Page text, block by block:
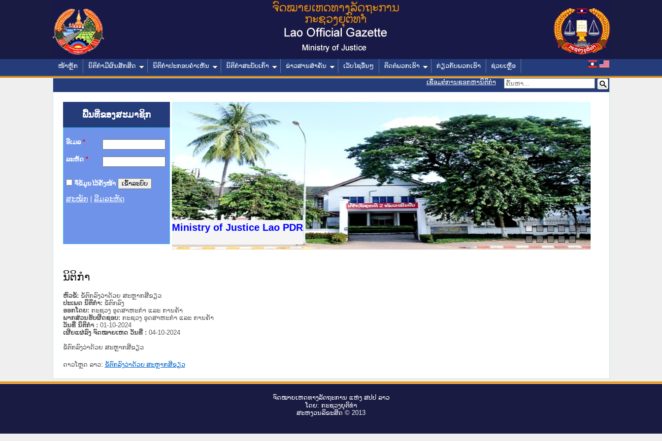
ໜ້າຫຼັກ ນິຕິກໍາມີຜົນສັກສິດ ນິຕິກໍາປະກອບຄໍາເຫັນ ນິຕິກໍາສະບັບເກົ່າ ຂ່າວສານສໍາຄັນ ເວັບໄຊອື່ນໆ ຕິດຕໍ່ພວກເຮົາ ກ່ຽວກັບພວກເຮົາ ຊ່ວຍເຫຼືອ
ເຊື່ອມຕໍ່ການຊອກຫານິຕິກຳ
ພື້ນທີ່ຂອງສະມາຊິກ
ອີເມລ *
ລະຫັດ *
ຈື່ຂໍ້ມູນໄວ້ຄັ້ງໜ້າ
ສະໝັກ ລືມລະຫັດ
Ministry of Justice Lao PDR
ານສະພາປະຊາຊົນ ພາກເໜືອ
ທາງລັດຖະການ
ສຳລັບ ພາກກາງ
ສຳລັບ ພາກໃຕ້
ວິທະຍາຄານຕຳຫຼວດປະຊາຊົນ
ວິທະຍາຄານສັນຕິບານປະຊາຊົນ
ຂັ້ນແຂວງພາກເໜືອ
ານສະພາປະຊາຊົນ ພາກກາງ
ນິຕິກໍາ
ຫົວຂໍ້: ຂໍ້ຕົກລົງວ່າດ້ວຍ ສະຫຼາກສີຂຽວ
ປະເພດ ນິຕິກໍາ: ຂໍ້ຕົກລົງ
ອອກໂດຍ: ກະຊວງ ອຸດສາຫະກຳ ແລະ ການຄ້າ
ພາກສ່ວນຮັບຜິດຊອບ: ກະຊວງ ອຸດສາຫະກຳ ແລະ ການຄ້າ
ວັນທີ່ ນິຕິກໍາ : 01-10-2024
ເຜີຍແຜ່ລົງ ຈົດໝາຍເຫດ ວັນທີ່ : 04-10-2024
ຂໍ້ຕົກລົງວ່າດ້ວຍ ສະຫຼາກສີຂຽວ
ດາວໂຫຼດ ລາວ: ຂໍ້ຕົກລົງວ່າດ້ວຍ ສະຫຼາກສີຂຽວ
ຈົດ​ໝາຍ​ເຫດ​ທາງ​ລັດ​ຖະ​ການ ແຫ່ງ ສ​ປ​ປ ລາວ
ໂດຍ: ກະ​ຊວງຍຸ​ຕິ​ທຳ
ສະ​ຫງວນ​ລິ​ຂະ​ສິດ © 2013